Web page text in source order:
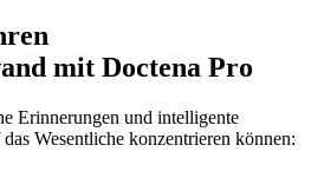
mit Doctena Pro
Erinnerungen und intelligente
Wesentliche konzentrieren können: